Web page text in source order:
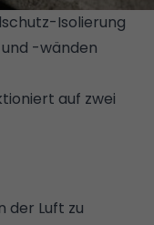
Isolierung
-wänden
auf zwei
der Luft zu